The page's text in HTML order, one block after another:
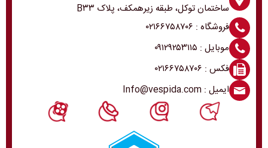
ساختمان توکل، طبقه زیرهمکف، پلاک B۳۳
فروشگاه : ۰۲۱۶۶۷۵۸۷۰۶
موبایل : ۰۹۱۲۹۲۵۳۱۱۵
فکس : ۰۲۱۶۶۷۵۸۷۰۶
ایمیل : Info@vespida.com